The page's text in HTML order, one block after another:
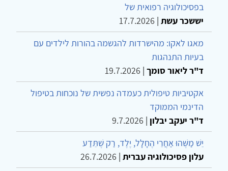
בפסיכולוגיה רפואית של
יששכר עשת |
17.7.2026
מאגו לאקו: מהישרדות להגשמה בהורות לילדים עם
בעיות התנהגות
ד"ר ליאור סומך |
19.7.2026
אקטיביות טיפולית כעמדה נפשית של נוכחות בטיפול
הדינמי הממוקד
ד"ר יעקב יבלון |
9.7.2026
יֵשׁ מַשֶּׁהוּ אַחֲרֵי הֶחָלָל, יֶלֶד, רַק שֶׁתֵּדַע
עלון פסיכולוגיה עברית |
26.7.2026